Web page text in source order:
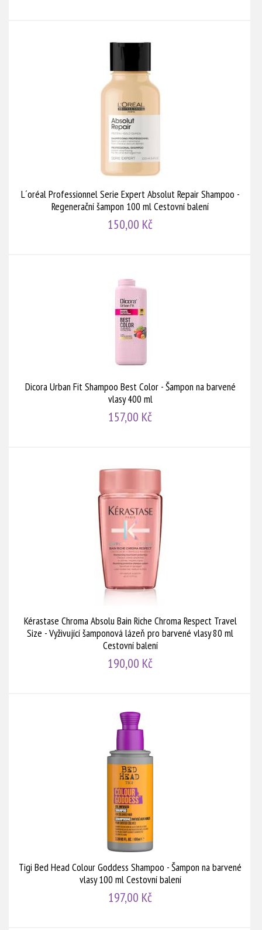
L´oréal Professionnel Serie Expert Absolut Repair Shampoo -
Regenerační šampon 100 ml Cestovní balení
150,00 Kč
Dicora Urban Fit Shampoo Best Color - Šampon na barvené
vlasy 400 ml
157,00 Kč
Kérastase Chroma Absolu Bain Riche Chroma Respect Travel
Size - Vyživující šamponová lázeň pro barvené vlasy 80 ml
Cestovní balení
190,00 Kč
Tigi Bed Head Colour Goddess Shampoo - Šampon na barvené
vlasy 100 ml Cestovní balení
197,00 Kč